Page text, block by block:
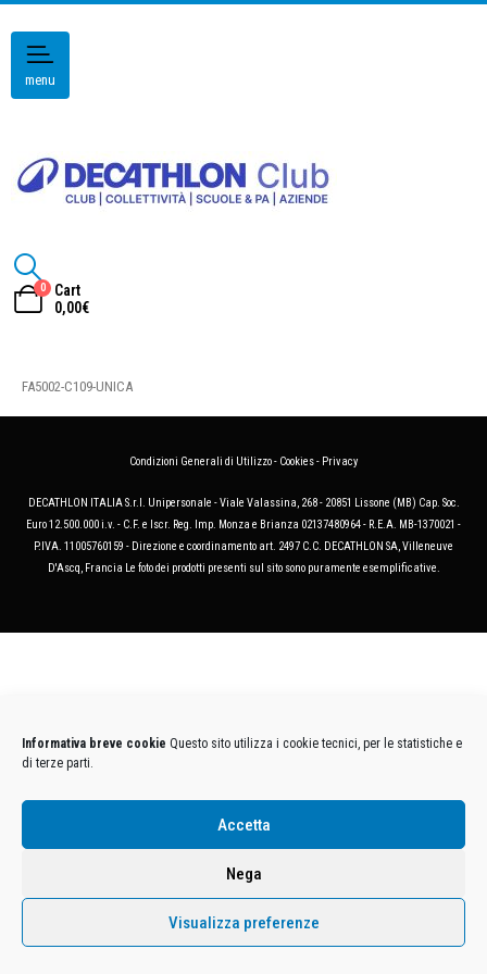
Informativa breve cookie Questo sito utilizza i cookie tecnici, per le statistiche e
di terze parti.
Accetta
Nega
Visualizza preferenze
menu
0
Cart
0,00€
FA5002-C109-UNICA
Condizioni Generali di Utilizzo- Cookies- Privacy
DECATHLON ITALIA S.r.l. Unipersonale - Viale Valassina, 268 - 20851 Lissone (MB) Cap. Soc.
Euro 12.500.000 i.v. - C.F. e Iscr. Reg. Imp. Monza e Brianza 02137480964 - R.E.A. MB-1370021 -
P.IVA. 11005760159 - Direzione e coordinamento art. 2497 C.C. DECATHLON SA, Villeneuve
D'Ascq, Francia Le foto dei prodotti presenti sul sito sono puramente esemplificative.